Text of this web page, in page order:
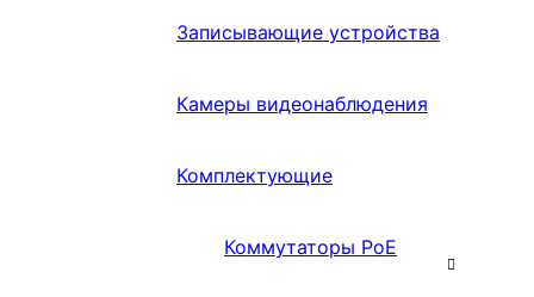
Записывающие устройства
Камеры видеонаблюдения
Комплектующие
Коммутаторы PoE